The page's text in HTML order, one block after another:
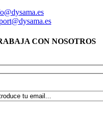
CON NOSOTROS